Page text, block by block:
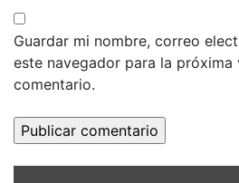
Guardar mi nombre, correo
este navegador para la próxima
comentario.